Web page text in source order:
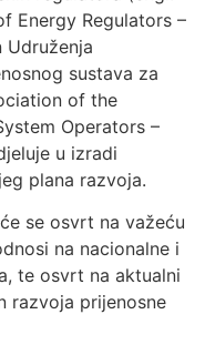
Energy Regulators –
Udruženja
sustava za
of the
Operators –
u izradi
plana razvoja.
se osvrt na važeću
na nacionalne i
te osvrt na aktualni
razvoja prijenosne